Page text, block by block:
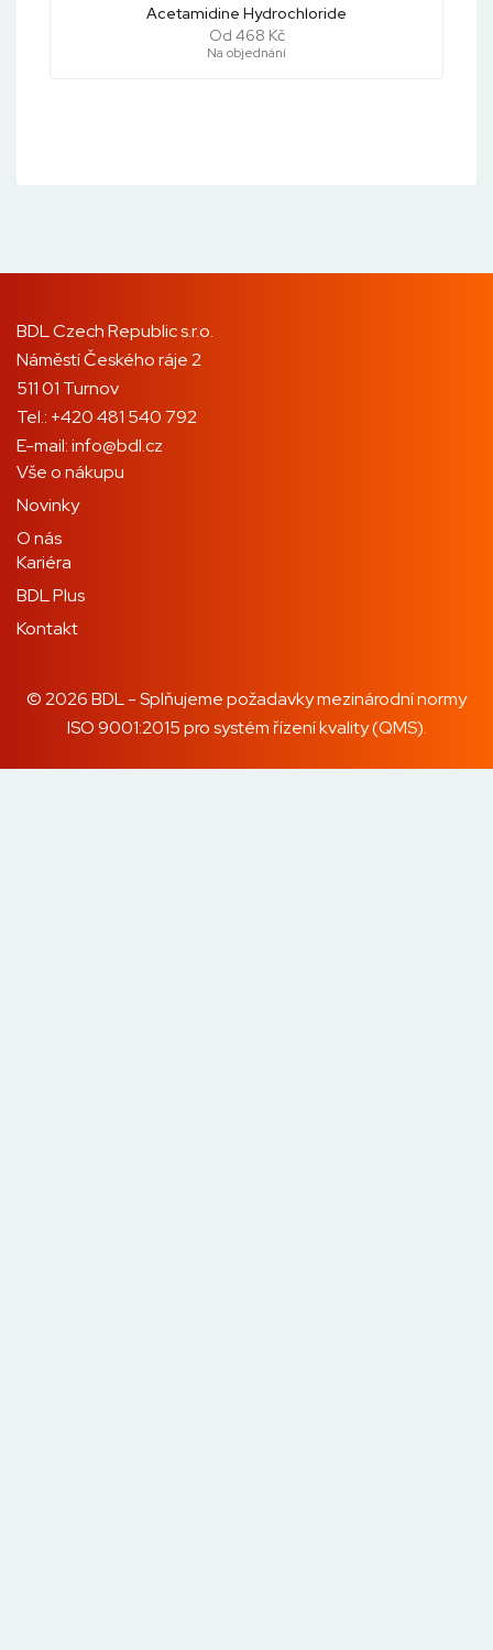
Acetamidine Hydrochloride
Od 468 Kč
Na objednání
BDL Czech Republic s.r.o.
Náměstí Českého ráje 2
511 01 Turnov
Tel.: +420 481 540 792
E-mail:info@bdl.cz
Vše o nákupu
Novinky
O nás
Kariéra
BDL Plus
Kontakt
© 2026 BDL - Splňujeme požadavky mezinárodní normy
ISO 9001:2015 pro systém řízení kvality (QMS).